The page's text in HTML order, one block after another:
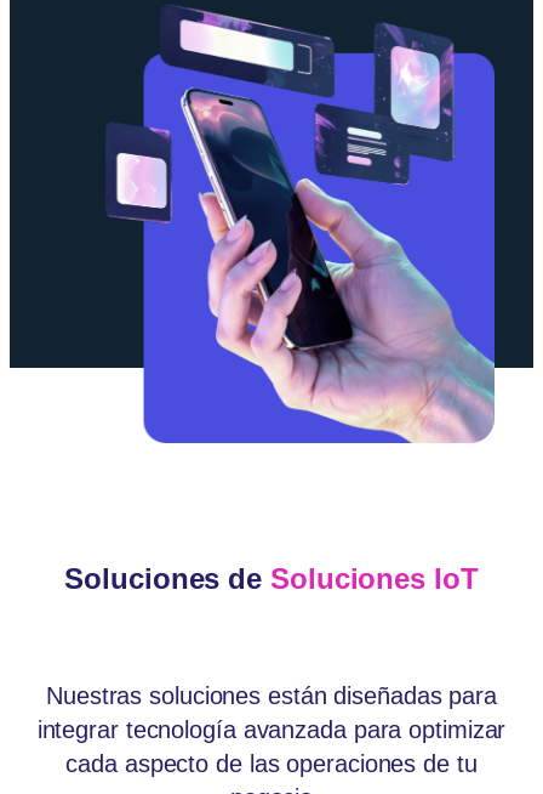
Soluciones de Soluciones IoT
Nuestras soluciones están diseñadas para
integrar tecnología avanzada para optimizar
cada aspecto de las operaciones de tu